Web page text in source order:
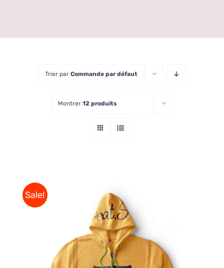
Trier par Commande par défaut
Montrer 12 produits
Sale!